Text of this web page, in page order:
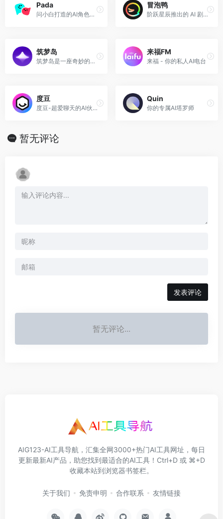
Pada
问小白打造的AI角色聊天和剧情互动平台
冒泡鸭
阶跃星辰推出的 AI 剧情互动、角色扮演平台
筑梦岛
筑梦岛是一座奇妙的AI虚拟人物沉浸互动岛，为你提供鲜活逼真的AI对话体验，时刻陪伴。
来福FM
来福 - 你的私人AI电台
度豆
度豆-超爱聊天的AI伙伴
Quin
你的专属AI塔罗师
暂无评论
发表评论
暂无评论...
AIG123-AI工具导航，汇集全网3000+热门AI工具网址，每日
更新最新AI产品，助您找到最适合的AI工具！Ctrl+D 或 ⌘+D
收藏本站到浏览器书签栏。
关于我们 免责申明 合作联系 友情链接